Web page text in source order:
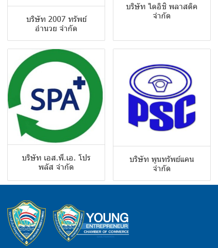
บริษัท 2007 ทรัพย์
อำนวย จำกัด
บริษัท ไดอิชิ พลาสติค
จำกัด
บริษัท เอส.พี.เอ. โปร
พลัส จำกัด
บริษัท พูนทรัพย์แคน
จำกัด